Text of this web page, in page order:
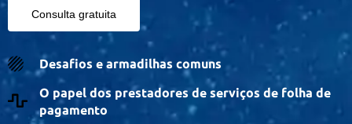
Consulta gratuita
Desafios e armadilhas comuns
O papel dos prestadores de serviços de folha de
pagamento